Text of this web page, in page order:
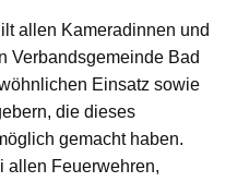
allen Kameradinnen und
Verbandsgemeinde Bad
Einsatz sowie
die dieses
gemacht haben.
allen Feuerwehren,